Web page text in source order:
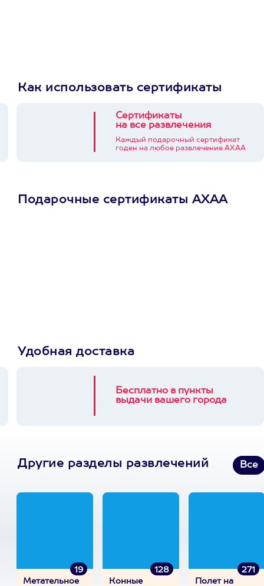
Как использовать сертификаты
Сертификаты
на все развлечения
Каждый подарочный сертификат
годен на любое развлечение АХАА
Подарочные сертификаты АХАА
Удобная доставка
Бесплатно в пункты
выдачи вашего города
Другие разделы развлечений Все
19
Метательное
128
Конные
271
Полет на